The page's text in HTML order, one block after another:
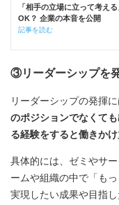
「相手の立場に立って考え
OK？ 企業の本音を公開
記事を読む
③リーダーシップを
リーダーシップの発揮
のポジションでなくて
る経験をすると働きか
具体的には、ゼミやサ
ームや組織の中で「も
実現したい成果や目指